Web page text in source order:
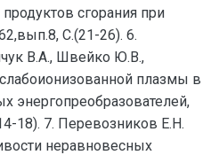
сгорания при
С.(21-26). 6.
В.А., Швейко Ю.В.,
плазмы в
энергопреобразователей,
18). 7. Перевозников Е.Н.
неравновесных